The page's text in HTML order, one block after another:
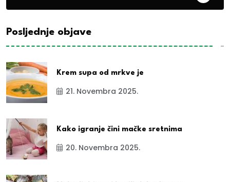
Posljednje objave
Krem supa od mrkve je
21. Novembra 2025.
Kako igranje čini mačke sretnima
20. Novembra 2025.